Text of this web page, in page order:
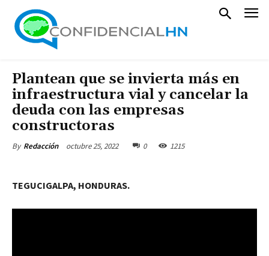
Plantean que se invierta más en
infraestructura vial y cancelar la
deuda con las empresas
constructoras
By Redacción octubre 25, 2022 0 1215
TEGUCIGALPA, HONDURAS.